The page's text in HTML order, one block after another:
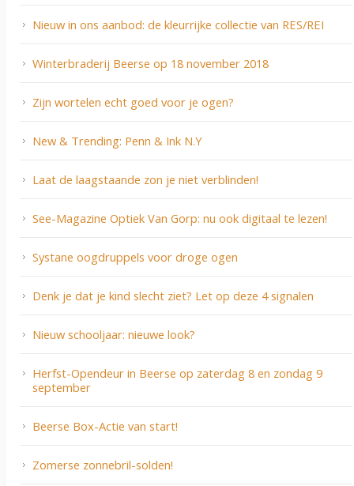
Nieuw in ons aanbod: de kleurrijke collectie van RES/REI
Winterbraderij Beerse op 18 november 2018
Zijn wortelen echt goed voor je ogen?
New & Trending: Penn & Ink N.Y
Laat de laagstaande zon je niet verblinden!
See-Magazine Optiek Van Gorp: nu ook digitaal te lezen!
Systane oogdruppels voor droge ogen
Denk je dat je kind slecht ziet? Let op deze 4 signalen
Nieuw schooljaar: nieuwe look?
Herfst-Opendeur in Beerse op zaterdag 8 en zondag 9
september
Beerse Box-Actie van start!
Zomerse zonnebril-solden!